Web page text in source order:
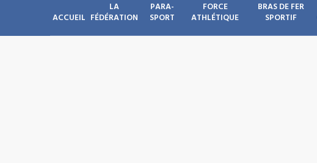
ACCUEIL
LA
FÉDÉRATION
PARA-
SPORT
FORCE
ATHLÉTIQUE
BRAS DE FER
SPORTIF